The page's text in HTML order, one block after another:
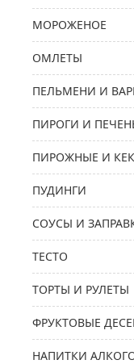
МОРОЖЕНОЕ
ОМЛЕТЫ
ПЕЛЬМЕНИ И
ПИРОГИ И
ПИРОЖНЫЕ И
ПУДИНГИ
СОУСЫ И
ТЕСТО
ТОРТЫ И РУЛЕТЫ
ФРУКТОВЫЕ
НАПИТКИ